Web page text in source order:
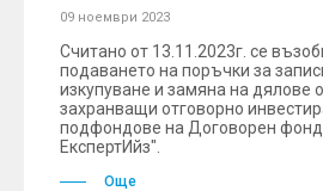
09 ноември 2023
Считано от 13.11.2023г. се
подаването на поръчки за
изкупуване и замяна на дялове
захранващи отговорно
подфондове на Договорен
ЕкспертИйз".
Още